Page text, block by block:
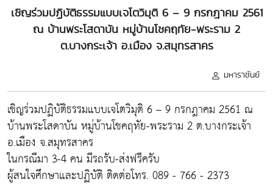
เชิญร่วมปฏิบัติธรรมแบบเจโตวิมุติ 6 – 9 กรกฎาคม 2561
ณ บ้านพระโสดาบัน หมู่บ้านโชคฤทัย-พระราม 2
ต.บางกระเจ้า อ.เมือง จ.สมุทรสาคร
มหาราชันย์
เชิญร่วมปฏิบัติธรรมแบบเจโตวิมุติ 6 – 9 กรกฎาคม 2561 ณ
บ้านพระโสดาบัน หมู่บ้านโชคฤทัย-พระราม 2 ต.บางกระเจ้า
อ.เมือง จ.สมุทรสาคร
ในกรณีมา 3-4 คน มีรถรับ-ส่งฟรีครับ
ผู้สนใจศึกษาและปฏิบัติ ติดต่อโทร. 089 - 766 - 2373